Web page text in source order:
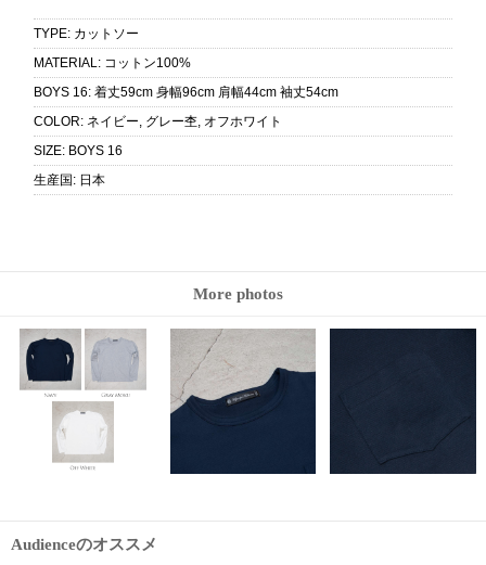
TYPE: カットソー
MATERIAL : コットン100%
BOYS 16: 着丈59cm 身幅96cm 肩幅44cm 袖丈54cm
COLOR: ネイビー, グレー杢, オフホワイト
SIZE: BOYS 16
生産国: 日本
More photos
Audienceのオススメ